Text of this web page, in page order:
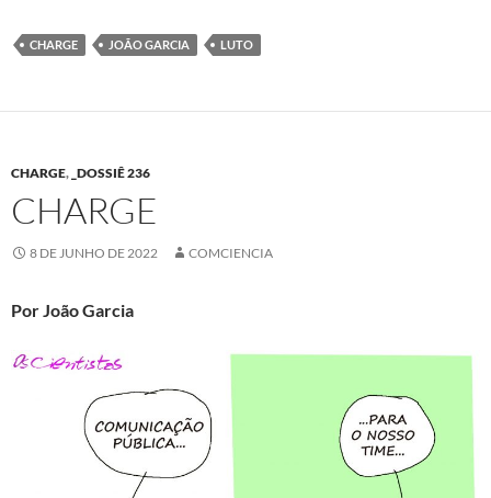
CHARGE JOÃO GARCIA LUTO
CHARGE, _DOSSIÊ 236
CHARGE
8 DE JUNHO DE 2022 COMCIENCIA
Por João Garcia